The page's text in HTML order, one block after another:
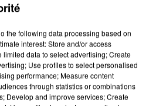
SUPPOSÉS DE LA DZ
the following data processing based on
interest: Store and/or access
data to select advertising; Create
Use profiles to select personalised
performance; Measure content
through statistics or combinations
Develop and improve services; Create